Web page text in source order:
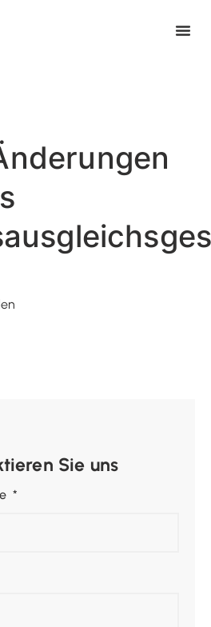
Sie uns